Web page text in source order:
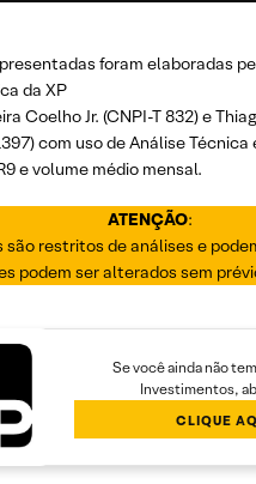
foram elaboradas
da XP
Coelho Jr. (CNPI-T 832) e
com uso de Análise
e volume médio mensal.
ATENÇÃO:
são restritos de análises e
podem ser alterados sem
Se você ainda não
Investimentos,
CLIQUE